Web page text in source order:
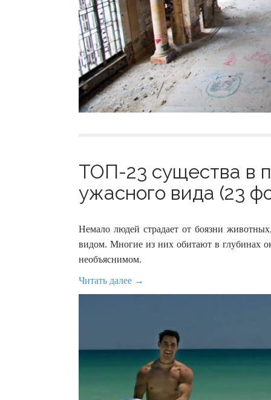
ТОП-23 существа в
ужасного вида (23
Немало людей страдает от боязни
видом. Многие из них обитают в глубинах
необъяснимом.
Читать далее →